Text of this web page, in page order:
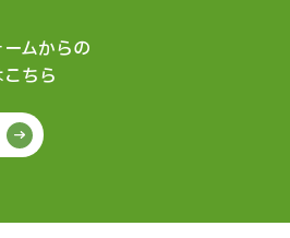
ムからの
ちら